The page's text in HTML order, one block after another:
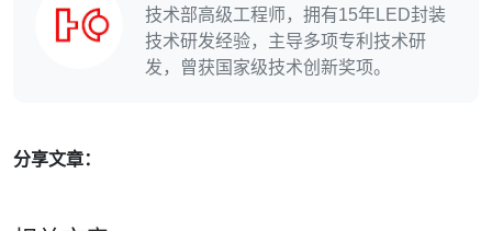
技术部高级工程师，拥有15年LED封装
技术研发经验，主导多项专利技术研
发，曾获国家级技术创新奖项。
分享文章：